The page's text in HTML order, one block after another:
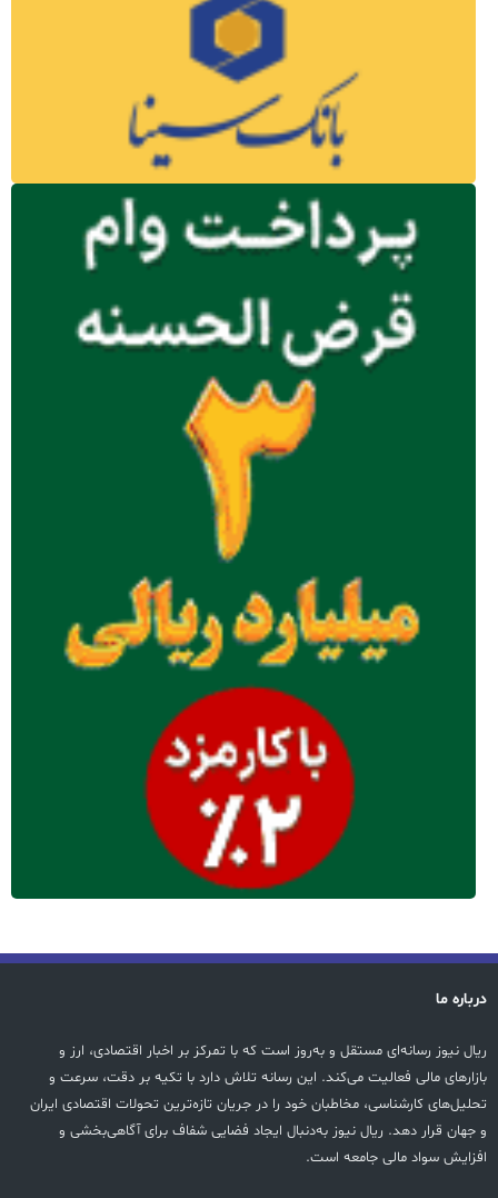
درباره ما
ریال نیوز رسانه‌ای مستقل و به‌روز است که با تمرکز بر اخبار اقتصادی، ارز و
بازارهای مالی فعالیت می‌کند. این رسانه تلاش دارد با تکیه بر دقت، سرعت و
تحلیل‌های کارشناسی، مخاطبان خود را در جریان تازه‌ترین تحولات اقتصادی ایران
و جهان قرار دهد. ریال نیوز به‌دنبال ایجاد فضایی شفاف برای آگاهی‌بخشی و
افزایش سواد مالی جامعه است.